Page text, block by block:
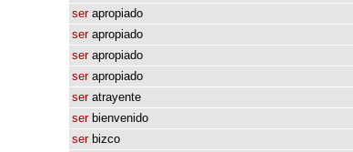
ser apropiado
ser apropiado
ser apropiado
ser apropiado
ser atrayente
ser bienvenido
ser bizco